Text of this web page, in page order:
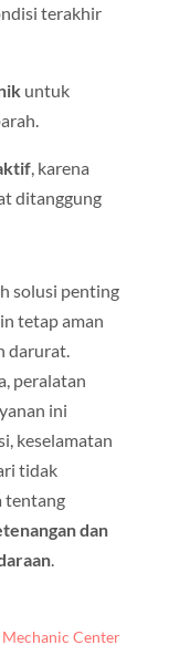
terakhir
untuk
, karena
ditanggung
solusi penting
tetap aman
darurat.
peralatan
ini
keselamatan
tidak
tentang
dan
.
Center